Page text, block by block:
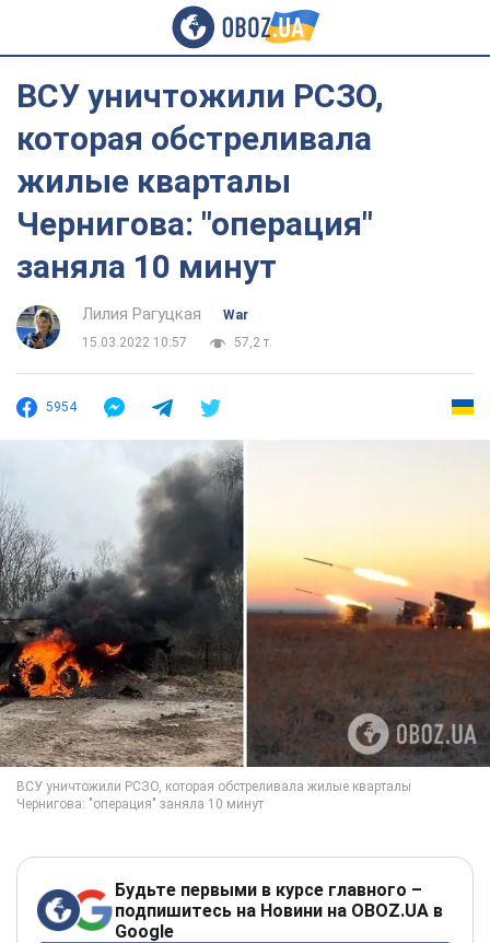
ВСУ уничтожили РСЗО,
которая обстреливала
жилые кварталы
Чернигова: "операция"
заняла 10 минут
Лилия Рагуцкая
War
15.03.2022 10:57
57,2 т.
5954
Будьте первыми в курсе главного –
подпишитесь на Новини на OBOZ.UA в
Google